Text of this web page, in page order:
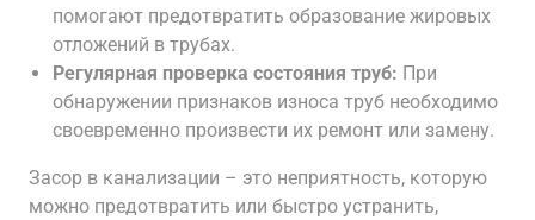
помогают предотвратить образование жировых
отложений в трубах.
Регулярная проверка состояния труб: При
обнаружении признаков износа труб необходимо
своевременно произвести их ремонт или замену.
Засор в канализации – это неприятность, которую
можно предотвратить или быстро устранить,